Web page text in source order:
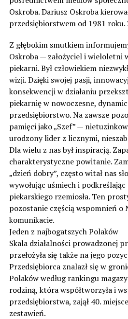
Oskroba. Dariusz Oskroba
przedsiębiorstwem od 1981 roku.
Z głębokim smutkiem
Oskroba — założyciel i wieloletni
piekarni. Był człowiekiem
wizji. Dzięki swojej pasji,
konsekwencji w działaniu
piekarnię w nowoczesne,
przedsiębiorstwo. Na zawsze
pamięci jako „Szef” —
urodzony lider z licznymi,
Dla wielu z nas był inspiracją.
charakterystyczne powitanie.
„dzień dobry”, często witał nas
wywołując uśmiech i
piekarskiego rzemiosła. Ten
pozostanie częścią wspomnień o
komunikacie.
Jeden z najbogatszych Polaków
Skala działalności prowadzonej
przełożyła się także na jego
Przedsiębiorca znalazł się w
Polaków według rankingu
rodziną, która współtworzyła i
przedsiębiorstwa, zajął 40.
zestawień.